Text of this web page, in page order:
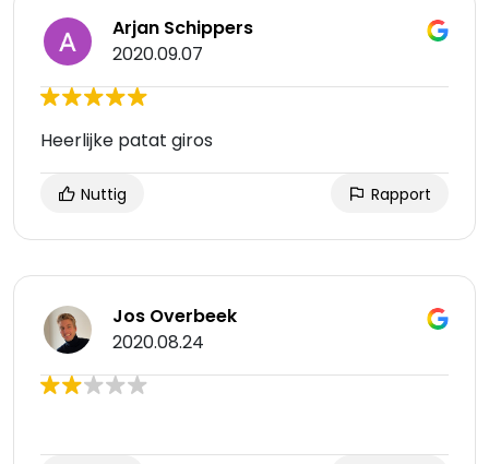
Arjan Schippers
2020.09.07
Heerlijke patat giros
Nuttig Rapport
Jos Overbeek
2020.08.24